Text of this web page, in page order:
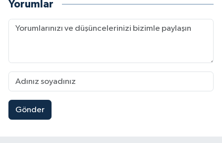
Yorumlar
Gönder